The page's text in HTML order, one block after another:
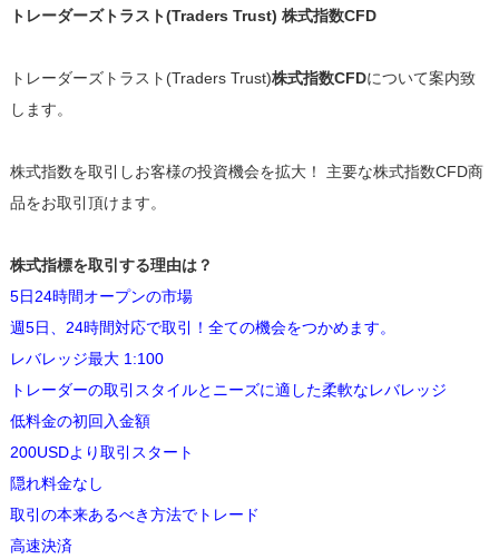
トレーダーズトラスト(Traders Trust) 株式指数CFD
トレーダーズトラスト(Traders Trust)株式指数CFDについて案内致
します。
株式指数を取引しお客様の投資機会を拡大！ 主要な株式指数CFD商
品をお取引頂けます。
株式指標を取引する理由は？
5日24時間オープンの市場
週5日、24時間対応で取引！全ての機会をつかめます。
レバレッジ最大 1:100
トレーダーの取引スタイルとニーズに適した柔軟なレバレッジ
低料金の初回入金額
200USDより取引スタート
隠れ料金なし
取引の本来あるべき方法でトレード
高速決済